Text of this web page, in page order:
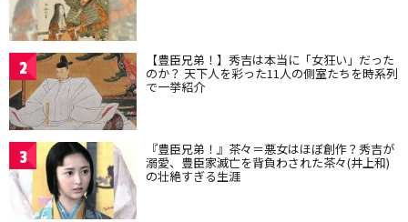
2 【豊臣兄弟！】秀吉は本当に「女狂い」だった
のか？ 天下人を彩った11人の側室たちを時系列
で一挙紹介
3 『豊臣兄弟！』茶々＝悪女はほぼ創作？秀吉が
溺愛、豊臣家滅亡を背負わされた茶々(井上和)
の壮絶すぎる生涯